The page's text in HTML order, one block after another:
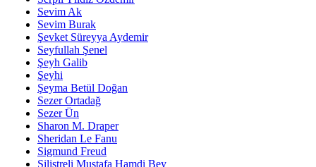
Sevim Ak
Sevim Burak
Şevket Süreyya Aydemir
Seyfullah Şenel
Şeyh Galib
Şeyhi
Şeyma Betül Doğan
Sezer Ortadağ
Sezer Ün
Sharon M. Draper
Sheridan Le Fanu
Sigmund Freud
Silistreli Mustafa Hamdi Bey